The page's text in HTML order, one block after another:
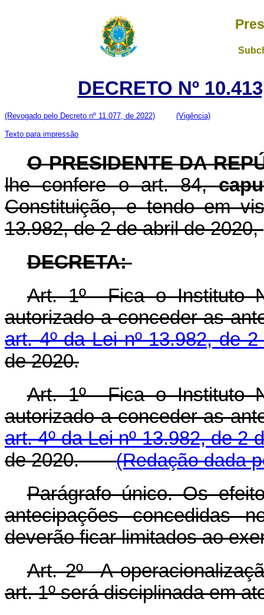
DECRETO Nº
(Revogado pelo Decreto nº 11.077, de 2022) (Vigência)
Texto para impressão
O PRESIDENTE DA
lhe confere o art. 84,
Constituição, e tendo em
13.982, de 2 de abril de 2020,
DECRETA:
Art. 1º Fica o Instituto
autorizado a conceder as
art. 4º da Lei nº 13.982, de
de 2020.
Art. 1º Fica o Instituto
autorizado a conceder as
art. 4º da Lei nº 13.982, de 2
de 2020.(Redação dada
Parágrafo único. Os
antecipações
deverão ficar limitados ao
Art. 2º A
art. 1º será disciplinada em